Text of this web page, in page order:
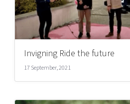
Invigning Ride the future
17 September, 2021